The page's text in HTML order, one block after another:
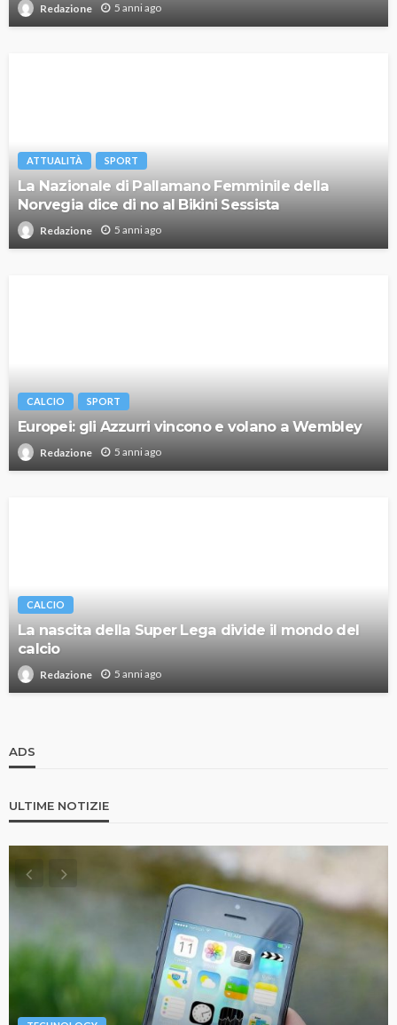
Redazione 5 anni ago
ATTUALITÀ SPORT
La Nazionale di Pallamano Femminile della
Norvegia dice di no al Bikini Sessista
Redazione 5 anni ago
CALCIO SPORT
Europei: gli Azzurri vincono e volano a Wembley
Redazione 5 anni ago
CALCIO
La nascita della Super Lega divide il mondo del
calcio
Redazione 5 anni ago
ADS
ULTIME NOTIZIE